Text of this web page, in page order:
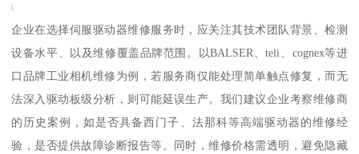
企业在选择伺服驱动器维修服务时，应关注其技术团队背景、检测
设备水平、以及维修覆盖品牌范围。以BALSER、teli、cognex等进
口品牌工业相机维修为例，若服务商仅能处理简单触点修复，而无
法深入驱动板级分析，则可能延误生产。我们建议企业考察维修商
的历史案例，如是否具备西门子、法那科等高端驱动器的维修经
验，是否提供故障诊断报告等。同时，维修价格需透明，避免隐藏